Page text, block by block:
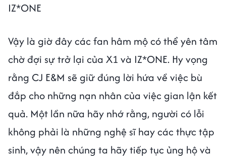
IZ*ONE
Vậy là giờ đây các fan hâm mộ có thể yên tâm
chờ đợi sự trở lại của X1 và IZ*ONE. Hy vọng
rằng CJ E&M sẽ giữ đúng lời hứa về việc bù
đắp cho những nạn nhân của việc gian lận kết
quả. Một lần nữa hãy nhớ rằng, người có lỗi
không phải là những nghệ sĩ hay các thực tập
sinh, vậy nên chúng ta hãy tiếp tục ủng hộ và